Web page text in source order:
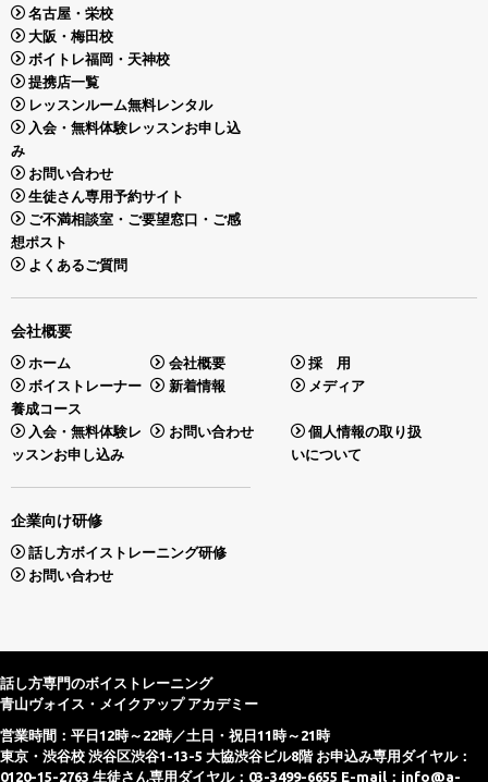
名古屋・栄校
大阪・梅田校
ボイトレ福岡・天神校
提携店一覧
レッスンルーム無料レンタル
入会・無料体験レッスンお申し込
み
お問い合わせ
生徒さん専用予約サイト
ご不満相談室・ご要望窓口・ご感
想ポスト
よくあるご質問
会社概要
ホーム 会社概要
採 用
ボイストレーナー
養成コース
新着情報 メディア
入会・無料体験レ
ッスンお申し込み
お問い合わせ
個人情報の取り扱
いについて
企業向け研修
話し方ボイストレーニング研修
お問い合わせ
話し方専門のボイストレーニング
青山ヴォイス・メイクアップ アカデミー
営業時間：平日12時～22時／土日・祝日11時～21時
東京・渋谷校 渋谷区渋谷1-13-5 大協渋谷ビル8階 お申込み専用ダイヤル：
0120-15-2763 生徒さん専用ダイヤル：03-3499-6655 E-mail： info@a-